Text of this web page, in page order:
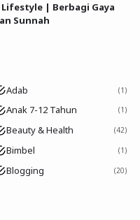
| Berbagi Gaya
Sunnah
Adab 1
Anak 7-12 Tahun 1
Beauty & Health 42
Bimbel 1
Blogging 20